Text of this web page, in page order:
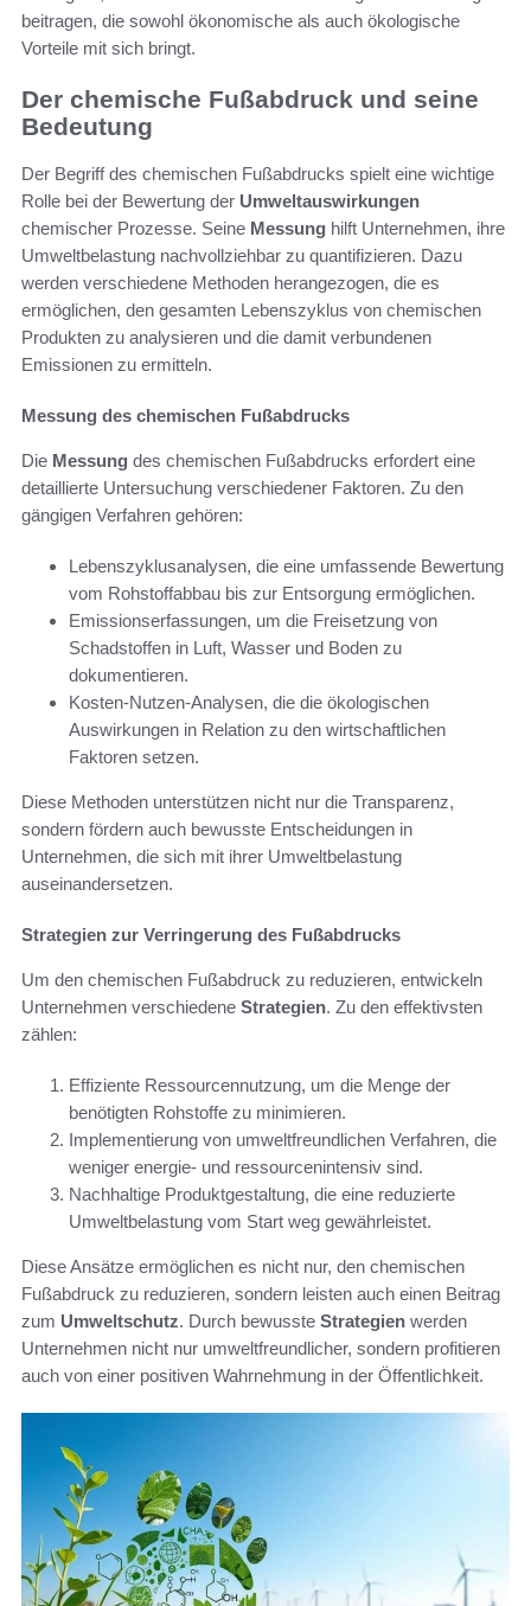
beitragen, die sowohl ökonomische als auch ökologische
Vorteile mit sich bringt.
Der chemische Fußabdruck und seine
Bedeutung
Der Begriff des chemischen Fußabdrucks spielt eine wichtige
Rolle bei der Bewertung der Umweltauswirkungen
chemischer Prozesse. Seine Messung hilft Unternehmen, ihre
Umweltbelastung nachvollziehbar zu quantifizieren. Dazu
werden verschiedene Methoden herangezogen, die es
ermöglichen, den gesamten Lebenszyklus von chemischen
Produkten zu analysieren und die damit verbundenen
Emissionen zu ermitteln.
Messung des chemischen Fußabdrucks
Die Messung des chemischen Fußabdrucks erfordert eine
detaillierte Untersuchung verschiedener Faktoren. Zu den
gängigen Verfahren gehören:
Lebenszyklusanalysen, die eine umfassende Bewertung
vom Rohstoffabbau bis zur Entsorgung ermöglichen.
Emissionserfassungen, um die Freisetzung von
Schadstoffen in Luft, Wasser und Boden zu
dokumentieren.
Kosten-Nutzen-Analysen, die die ökologischen
Auswirkungen in Relation zu den wirtschaftlichen
Faktoren setzen.
Diese Methoden unterstützen nicht nur die Transparenz,
sondern fördern auch bewusste Entscheidungen in
Unternehmen, die sich mit ihrer Umweltbelastung
auseinandersetzen.
Strategien zur Verringerung des Fußabdrucks
Um den chemischen Fußabdruck zu reduzieren, entwickeln
Unternehmen verschiedene Strategien. Zu den effektivsten
zählen:
Effiziente Ressourcennutzung, um die Menge der
benötigten Rohstoffe zu minimieren.
Implementierung von umweltfreundlichen Verfahren, die
weniger energie- und ressourcenintensiv sind.
Nachhaltige Produktgestaltung, die eine reduzierte
Umweltbelastung vom Start weg gewährleistet.
Diese Ansätze ermöglichen es nicht nur, den chemischen
Fußabdruck zu reduzieren, sondern leisten auch einen Beitrag
zum Umweltschutz. Durch bewusste Strategien werden
Unternehmen nicht nur umweltfreundlicher, sondern profitieren
auch von einer positiven Wahrnehmung in der Öffentlichkeit.